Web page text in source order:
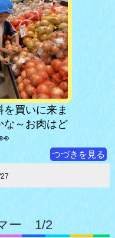
買いに来ま
な～お肉はど
つづきを見る
ー 1/2